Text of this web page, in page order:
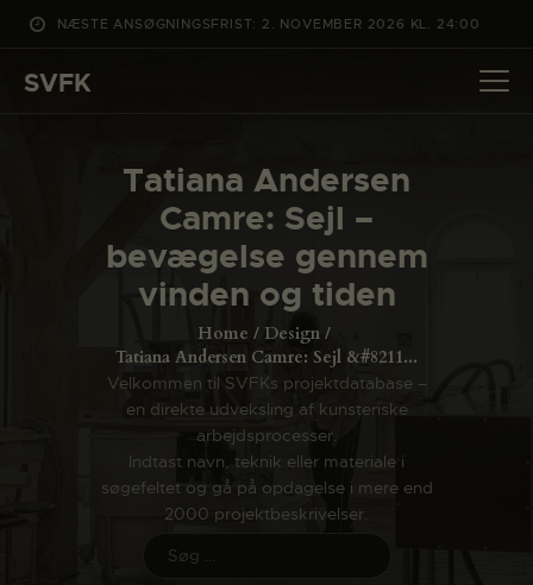
NÆSTE ANSØGNINGSFRIST: 2. NOVEMBER 2026 KL. 24:00
SVFK
Tatiana Andersen
Camre: Sejl –
bevægelse gennem
vinden og tiden
Home
Design
Tatiana Andersen Camre: Sejl &#8211...
Velkommen til SVFKs projektdatabase –
en direkte udveksling af kunsteriske
arbejdsprocesser.
Indtast navn, teknik eller materiale i
søgefeltet og gå på opdagelse i mere end
2000 projektbeskrivelser.
DET SKER
PROJEKTER
CHANNEL
ANSØG
ENGLISH